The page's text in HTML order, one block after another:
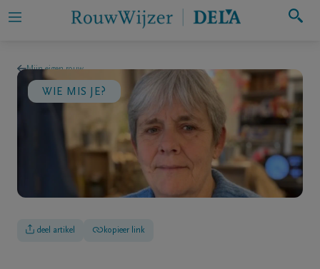
Mijn
in
ondersteunen
Zoeken
Mijn eigen rouw
WIE MIS JE?
deel artikel kopieer link